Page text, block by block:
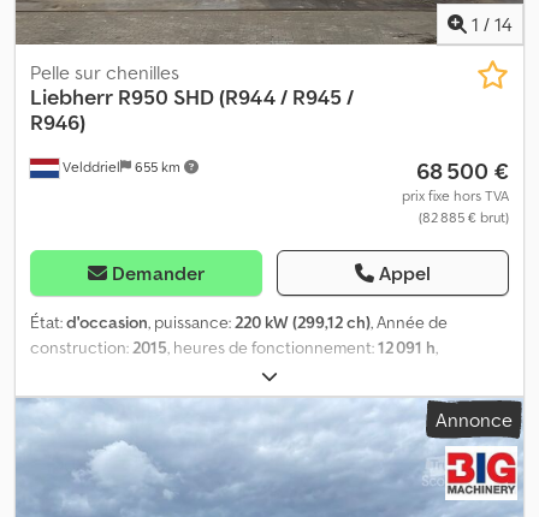
1 / 14
Velddriel 655 km
Pelle sur chenilles
Liebherr R950 SHD (R944 / R945 /
R946)
68 500 €
prix fixe hors TVA
(82 885 € brut)
Demander Appel
État:d'occasion, puissance:220 kW (299,12 ch), Année de
construction:2015, heures de fonctionnement:12 091 h,
Excavatrice d'occasion Liebherr R950SHD – 2015 – À vendre chez
BIG Machinery Cette excavatrice Liebherr R950SHD est
maintenant disponible à la vente chez BIG Machinery aux Pays-
Bas. Fabriquée en 2015 en France, cette machine compte 12 091
heures de fonctionnement et est certifiée CE. L’excavatrice est
équipée de prises pour marteau hydraulique, d’un godet de
Annonce